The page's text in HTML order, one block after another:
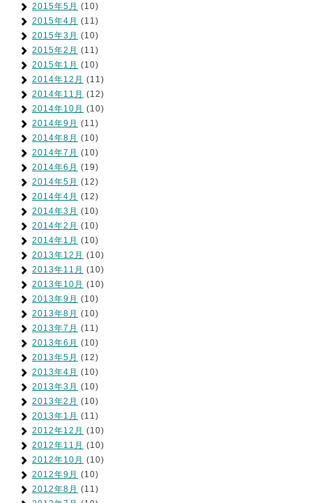
2015年5月 (10)
2015年4月 (11)
2015年3月 (10)
2015年2月 (11)
2015年1月 (10)
2014年12月 (11)
2014年11月 (12)
2014年10月 (10)
2014年9月 (11)
2014年8月 (10)
2014年7月 (10)
2014年6月 (19)
2014年5月 (12)
2014年4月 (12)
2014年3月 (10)
2014年2月 (10)
2014年1月 (10)
2013年12月 (10)
2013年11月 (10)
2013年10月 (10)
2013年9月 (10)
2013年8月 (10)
2013年7月 (11)
2013年6月 (10)
2013年5月 (12)
2013年4月 (10)
2013年3月 (10)
2013年2月 (10)
2013年1月 (11)
2012年12月 (10)
2012年11月 (10)
2012年10月 (10)
2012年9月 (10)
2012年8月 (11)